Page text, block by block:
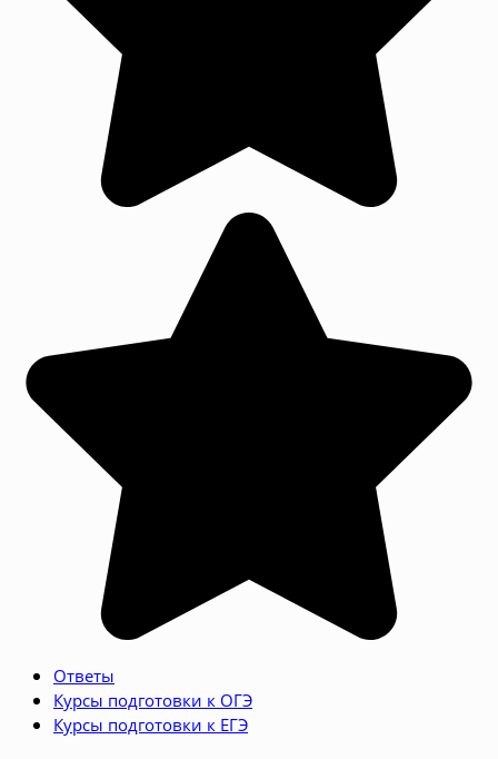
Ответы
Курсы подготовки к ОГЭ
Курсы подготовки к ЕГЭ